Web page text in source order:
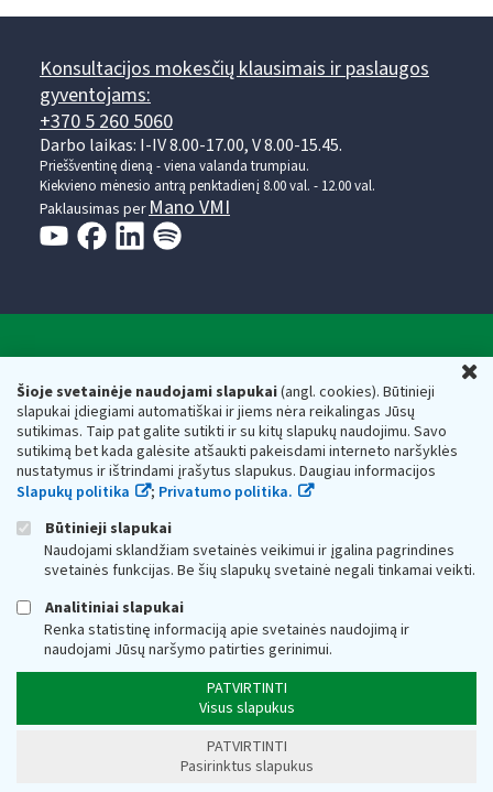
Šioje svetainėje naudojami slapukai(angl. cookies). Būtinieji
slapukai įdiegiami automatiškai ir jiems nėra reikalingas Jūsų
sutikimas. Taip pat galite sutikti ir su kitų slapukų naudojimu. Savo
sutikimą bet kada galėsite atšaukti pakeisdami interneto naršyklės
nustatymus ir ištrindami įrašytus slapukus. Daugiau informacijos
Slapukų politika
; Privatumo politika.
Būtinieji slapukai
Naudojami sklandžiam svetainės veikimui ir įgalina pagrindines
svetainės funkcijas. Be šių slapukų svetainė negali tinkamai veikti.
Analitiniai slapukai
Renka statistinę informaciją apie svetainės naudojimą ir
naudojami Jūsų naršymo patirties gerinimui.
PATVIRTINTI
Visus slapukus
PATVIRTINTI
Pasirinktus slapukus
Konsultacijos mokesčių klausimais ir paslaugos
gyventojams:
+370 5 260 5060
Darbo laikas: I-IV 8.00-17.00, V 8.00-15.45.
Prieššventinę dieną - viena valanda trumpiau.
Kiekvieno mėnesio antrą penktadienį 8.00 val. - 12.00 val.
Paklausimas perMano VMI
Valstybinė mokesčių inspekcija prie Lietuvos
Respublikos finansų ministerijos
Biudžetinė įstaiga. Juridinio asmens kodas — 188659752,
adresas: Vasario 16-osios g. 14, 01107 Vilnius, Lietuva, el.paštas:
vmi@vmi.lt , E. pristatymo dėžutės adresas 188659752
Duomenys apie Valstybinę mokesčių inspekciją prie Lietuvos
Respublikos finansų ministerijos kaupiami ir saugomi Juridinių